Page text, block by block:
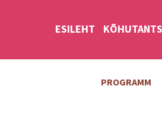
ESILEHT KÕHUTANTS
PROGRAMM